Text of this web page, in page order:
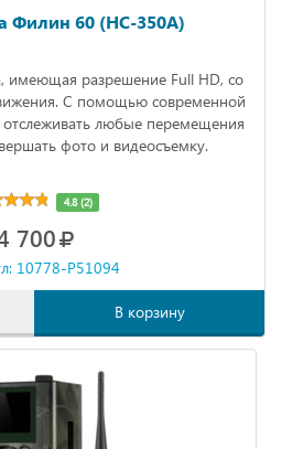
Филин 60 (HC-350A)
имеющая разрешение Full HD, со
С помощью современной
любые перемещения
фото и видеосъемку.
4.8 (2)
700
10778-P51094
В корзину